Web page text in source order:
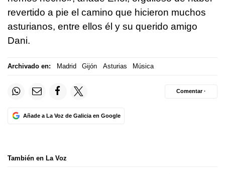
revertido a pie el camino que hicieron muchos
asturianos, entre ellos él y su querido amigo
Dani.
Archivado en: Madrid Gijón Asturias Música
Añade a La Voz de Galicia en Google
Comentar ·
También en La Voz